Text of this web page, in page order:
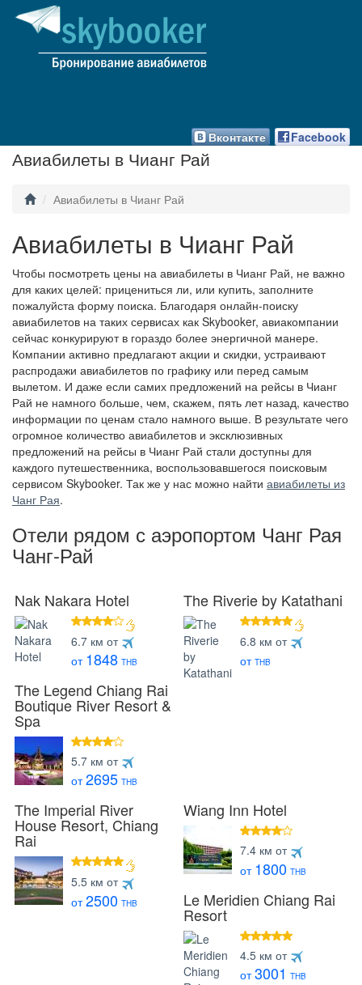
Facebook
Вконтакте
Авиабилеты в Чианг Рай
Авиабилеты в Чианг Рай
Авиабилеты в Чианг Рай
Чтобы посмотреть цены на авиабилеты в Чианг Рай, не важно
для каких целей: прицениться ли, или купить, заполните
пожалуйста форму поиска. Благодаря онлайн-поиску
авиабилетов на таких сервисах как Skybooker, авиакомпании
сейчас конкурируют в гораздо более энергичной манере.
Компании активно предлагают акции и скидки, устраивают
распродажи авиабилетов по графику или перед самым
вылетом. И даже если самих предложений на рейсы в Чианг
Рай не намного больше, чем, скажем, пять лет назад, качество
информации по ценам стало намного выше. В результате чего
огромное количество авиабилетов и эксклюзивных
предложений на рейсы в Чианг Рай стали доступны для
каждого путешественника, воспользовавшегося поисковым
сервисом Skybooker. Так же у нас можно найти авиабилеты из
Чанг Рая.
Отели рядом с аэропортом Чанг Рая
Чанг-Рай
Nak Nakara Hotel
4 звезды
6.7 км от
от 1848 THB
The Riverie by Katathani
5 звезд
6.8 км от
от THB
The Legend Chiang Rai
Boutique River Resort &
Spa
4 звезды
5.7 км от
от2695 THB
The Imperial River
House Resort, Chiang
Rai
5 звезд
5.5 км от
от2500 THB
Wiang Inn Hotel
4 звезды
7.4 км от
от 1800 THB
Le Meridien Chiang Rai
Resort
5 звезд
4.5 км от
от3001 THB